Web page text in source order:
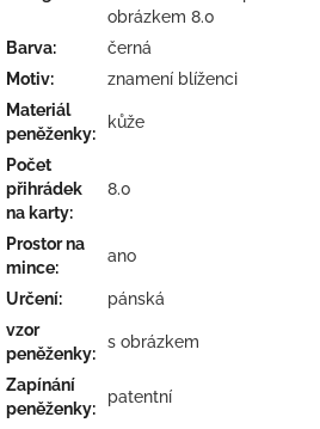
obrázkem 8.0
Barva:
černá
Motiv:
znamení blíženci
Materiál
peněženky:
kůže
Počet
přihrádek
na karty:
8.0
Prostor na
mince:
ano
Určení:
pánská
vzor
peněženky:
s obrázkem
Zapínání
peněženky:
patentní